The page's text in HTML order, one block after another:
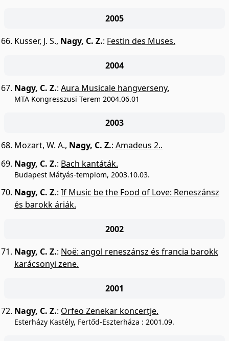
2005
Kusser, J. S., Nagy, C. Z.: Festin des Muses.
2004
Nagy, C. Z.: Aura Musicale hangverseny.
MTA Kongresszusi Terem 2004.06.01
2003
Mozart, W. A., Nagy, C. Z.: Amadeus 2..
Nagy, C. Z.: Bach kantáták.
Budapest Mátyás-templom, 2003.10.03.
Nagy, C. Z.: If Music be the Food of Love: Reneszánsz
és barokk áriák.
2002
Nagy, C. Z.: Noë: angol reneszánsz és francia barokk
karácsonyi zene.
2001
Nagy, C. Z.: Orfeo Zenekar koncertje.
Esterházy Kastély, Fertőd-Eszterháza : 2001.09.